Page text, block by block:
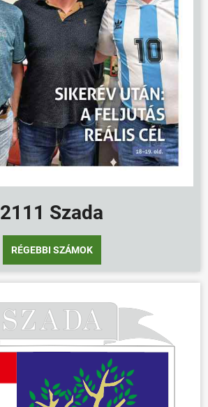
ÖNKORMÁNYZAT
2111 Szada
RÉGEBBI SZÁMOK